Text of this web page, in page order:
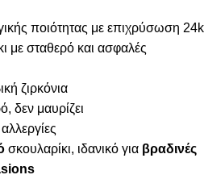
ποιότητας με επιχρύσωση 24k
με σταθερό και ασφαλές
ζιρκόνια
δεν μαυρίζει
σκουλαρίκι, ιδανικό για βραδινές